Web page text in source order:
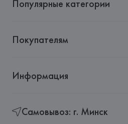
Популярные категории
Покупателям
Информация
Самовывоз: г. Минск